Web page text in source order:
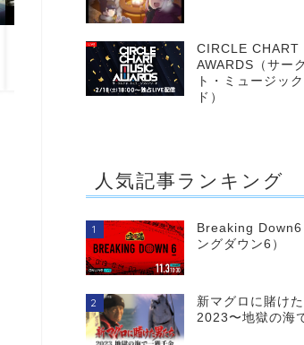
アウトレイジ 劇場版 SHIROBAKO
CIRCLE CHART
AWARDS（サー
ト・ミュージッ
ド）
人気記事ランキング
1
Breaking Down6
ングダウン6）
2
新マグロに賭け
2023〜地獄の海